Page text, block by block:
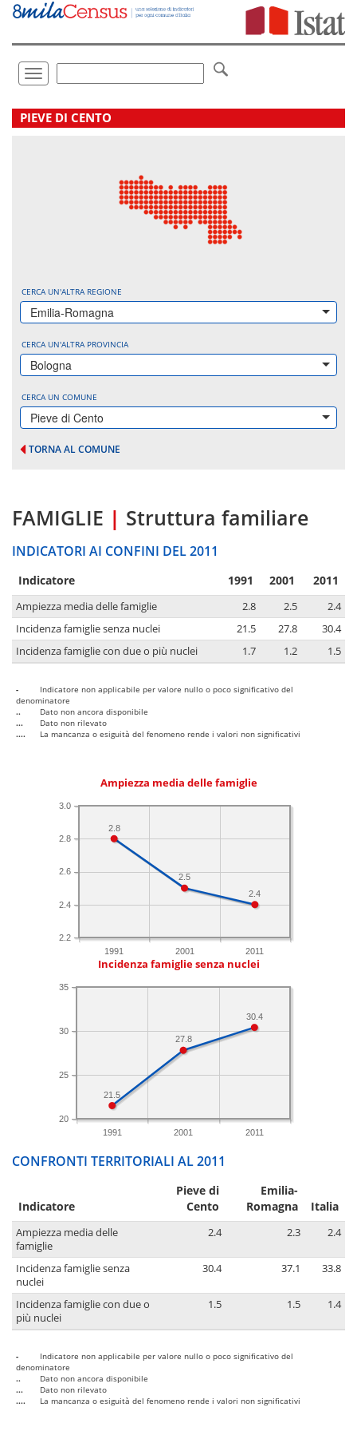
Vai
direttamente
Toggle
navigation
.
PIEVE DI CENTO
CERCA UN'ALTRA REGIONE
Emilia-Romagna
CERCA UN'ALTRA PROVINCIA
Bologna
CERCA UN COMUNE
Pieve di Cento
TORNA AL COMUNE
FAMIGLIE | Struttura familiare
INDICATORI AI CONFINI DEL 2011
Indicatore 1991 2001 2011
Ampiezza media delle famiglie 2.8 2.5
2.4
Incidenza famiglie senza nuclei
21.5 27.8
30.4
Incidenza famiglie con due o più nuclei
1.7 1.2 1.5
-
Indicatore non applicabile per valore nullo o poco significativo del
denominatore
..
Dato non ancora disponibile
...
Dato non rilevato
....
La mancanza o esiguità del fenomeno rende i valori non significativi
Ampiezza media delle famiglie
1991 2001 2011
2.2
2.4
2.6
2.8
3.0
2.4
2.5
2.8
Incidenza famiglie senza nuclei
1991 2001 2011
20
25
30
35
30.4
27.8
21.5
CONFRONTI TERRITORIALI AL 2011
Indicatore
Pieve di
Cento
Emilia-
Romagna
Italia
Ampiezza media delle
famiglie
2.4 2.3 2.4
Incidenza famiglie senza
nuclei
30.4 37.1 33.8
Incidenza famiglie con due o
più nuclei
1.5 1.5 1.4
-
Indicatore non applicabile per valore nullo o poco significativo del
denominatore
..
Dato non ancora disponibile
...
Dato non rilevato
....
La mancanza o esiguità del fenomeno rende i valori non significativi